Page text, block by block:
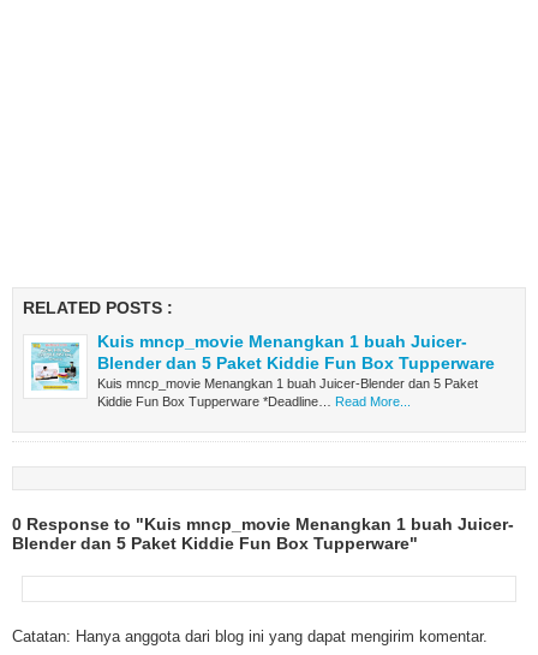
RELATED POSTS :
Kuis mncp_movie Menangkan 1 buah Juicer-
Blender dan 5 Paket Kiddie Fun Box Tupperware
Kuis mncp_movie Menangkan 1 buah Juicer-Blender dan 5 Paket
Kiddie Fun Box Tupperware *Deadline… Read More...
0 Response to "Kuis mncp_movie Menangkan 1 buah Juicer-
Blender dan 5 Paket Kiddie Fun Box Tupperware"
Catatan: Hanya anggota dari blog ini yang dapat mengirim komentar.